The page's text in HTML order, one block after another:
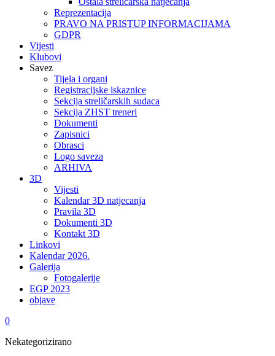
Reprezentacija
PRAVO NA PRISTUP INFORMACIJAMA
GDPR
Vijesti
Klubovi
Savez
Tijela i organi
Registracijske iskaznice
Sekcija streličarskih sudaca
Sekcija ZHST treneri
Dokumenti
Zapisnici
Obrasci
Logo saveza
ARHIVA
3D
Vijesti
Kalendar 3D natjecanja
Pravila 3D
Dokumenti 3D
Kontakt 3D
Linkovi
Kalendar 2026.
Galerija
Fotogalerije
EGP 2023
objave
0
Nekategorizirano